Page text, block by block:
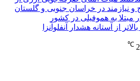
و نیازمند در خراسان جنوبی و گلستان
از آستانه هشدار آنفلوآنزا
℃